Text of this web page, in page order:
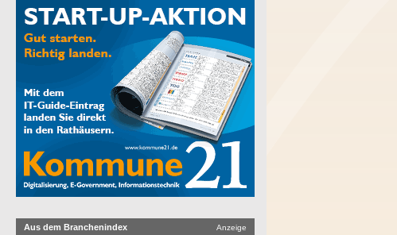
Aus dem Branchenindex Anzeige